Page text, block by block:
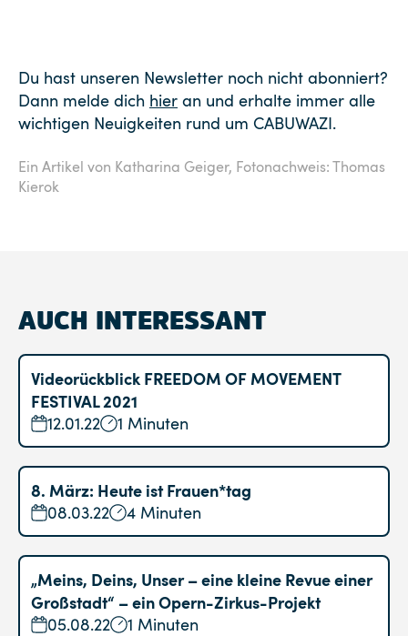
Du hast unseren Newsletter noch nicht abonniert?
Dann melde dich hier an und erhalte immer alle
wichtigen Neuigkeiten rund um CABUWAZI.
Ein Artikel von Katharina Geiger, Fotonachweis: Thomas
Kierok
AUCH INTERESSANT
Videorückblick FREEDOM OF MOVEMENT
FESTIVAL 2021
12.01.22 1 Minuten
8. März: Heute ist Frauen*tag
08.03.22 4 Minuten
„Meins, Deins, Unser – eine kleine Revue einer
Großstadt“ – ein Opern-Zirkus-Projekt
05.08.22 1 Minuten